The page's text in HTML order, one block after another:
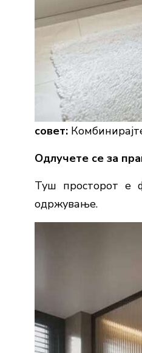
совет:
Одлучете се за
Туш просторот е
одржување.